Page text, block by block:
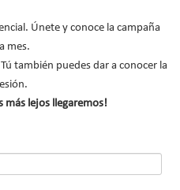
a
Únete y conoce la campaña
mes.
también puedes dar a conocer la
más lejos llegaremos!